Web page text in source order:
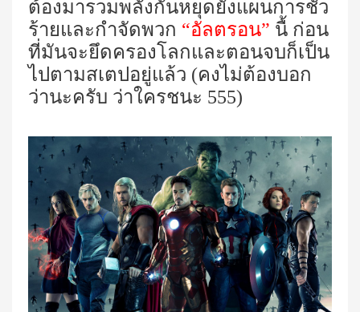
ต้องมารวมพลังกันหยุดยั้งแผนการชั่ว
ร้ายและกำจัดพวก “อัลตรอน” นื้ ก่อน
ที่มันจะยึดครองโลกและตอนจบก็เป็น
ไปตามสเตปอยู่แล้ว (คงไม่ต้องบอก
ว่านะครับ ว่าใครชนะ 555)